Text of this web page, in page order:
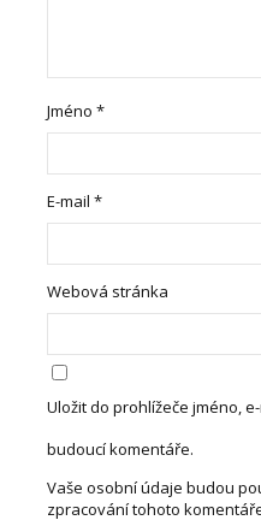
Jméno*
E-mail*
Webová stránka
Uložit do prohlížeče jméno,
budoucí komentáře.
Vaše osobní údaje budou
zpracování tohoto